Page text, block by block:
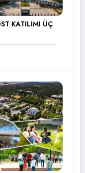
KATILIMI ÜÇ